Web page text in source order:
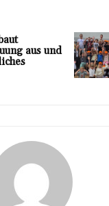
aus und